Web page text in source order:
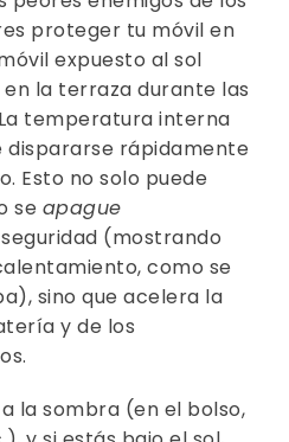
proteger tu móvil en
expuesto al sol
la terraza durante las
temperatura interna
dispararse rápidamente
Esto no solo puede
se apague
(mostrando
como se
sino que acelera la
y de los
la sombra (en el bolso,